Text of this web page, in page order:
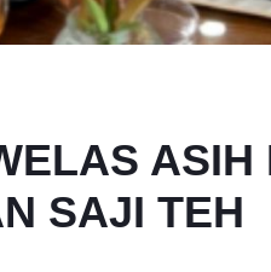
ASIH
SAJI TEH